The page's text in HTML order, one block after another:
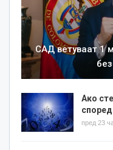
САД ветуваат 1
Ако
пред 23